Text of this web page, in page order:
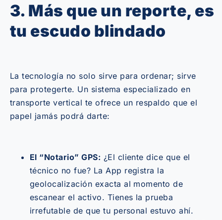
3. Más que un reporte, es
tu escudo blindado
La tecnología no solo sirve para ordenar; sirve
para protegerte. Un sistema especializado en
transporte vertical te ofrece un respaldo que el
papel jamás podrá darte:
El “Notario” GPS: ¿El cliente dice que el
técnico no fue? La App registra la
geolocalización exacta al momento de
escanear el activo. Tienes la prueba
irrefutable de que tu personal estuvo ahí.